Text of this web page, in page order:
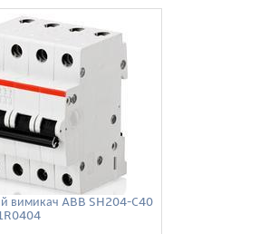
вимикач ABB SH204-C40